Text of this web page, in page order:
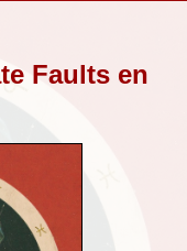
Faults en